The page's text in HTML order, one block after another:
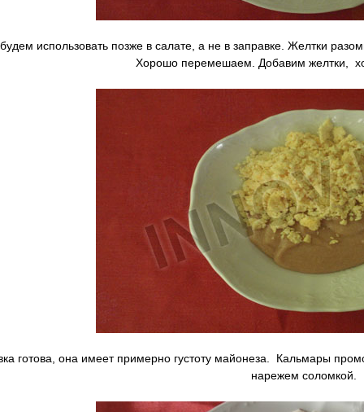
использовать позже в салате, а не в заправке. Желтки
Хорошо перемешаем. Добавим желтки,
готова, она имеет примерно густоту майонеза. Кальмары
нарежем соломкой.